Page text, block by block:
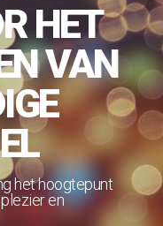
HET
VAN
het hoogtepunt
en